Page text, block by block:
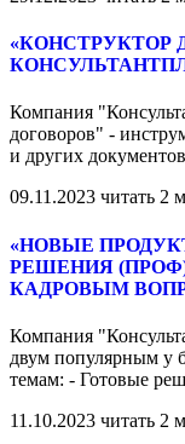
«КОНСТРУКТОР
Компания
договоров" -
и других
09.11.2023 читать 2
«НОВЫЕ
РЕШЕНИЯ
КАДРОВЫМ
Компания
двум популярным у
темам: - Готовые
11.10.2023 читать 2